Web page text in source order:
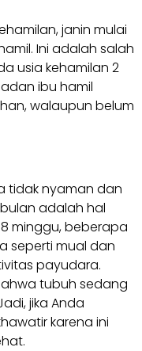
janin mulai
Ini adalah salah
usia kehamilan 2
ibu hamil
walaupun belum
tidak nyaman dan
adalah hal
minggu, beberapa
seperti mual dan
payudara.
tubuh sedang
jika Anda
karena ini